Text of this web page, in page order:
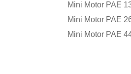
Mini Motor PAE
Mini Motor PAE
Mini Motor PAE